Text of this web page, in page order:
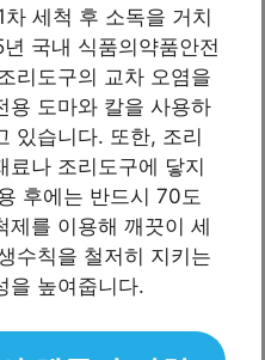
세척 후 소독을 거치
국내 식품의약품안전
리도구의 교차 오염을
용 도마와 칼을 사용하
있습니다. 또한, 조리
료나 조리도구에 닿지
후에는 반드시 70도
제를 이용해 깨끗이 세
수칙을 철저히 지키는
을 높여줍니다.